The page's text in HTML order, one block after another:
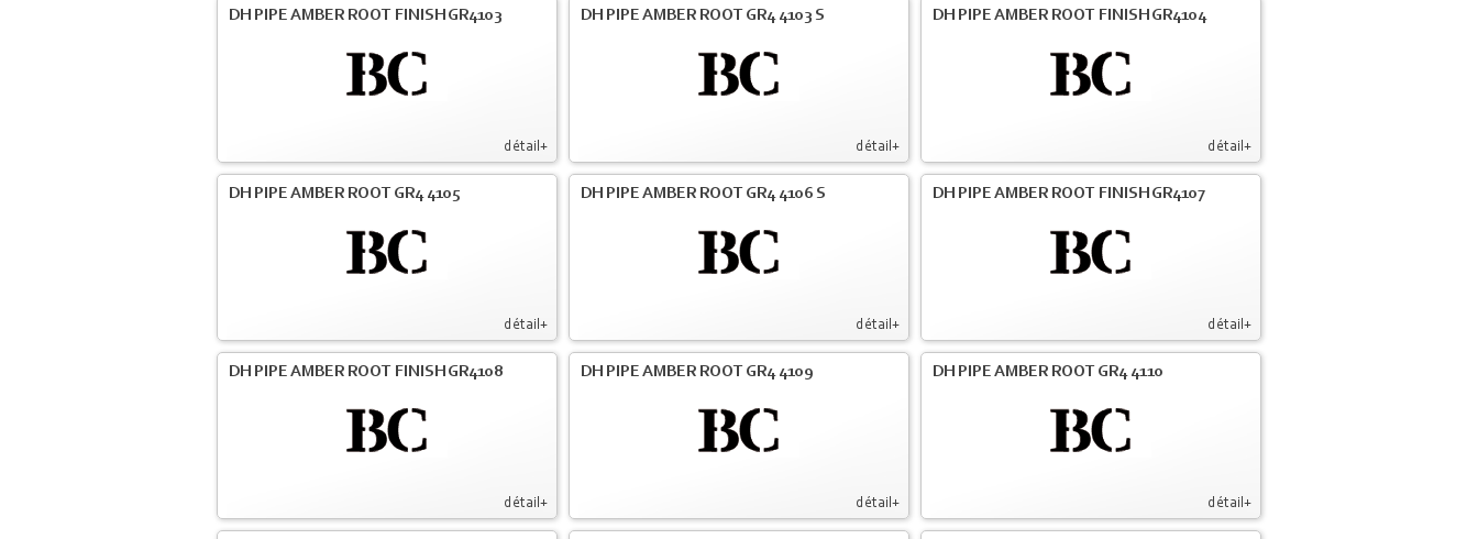
détail+
DH PIPE AMBER ROOT FINISH GR4103
détail+
DH PIPE AMBER ROOT GR4 4103 S
détail+
DH PIPE AMBER ROOT FINISH GR4104
détail+
DH PIPE AMBER ROOT GR4 4105
détail+
DH PIPE AMBER ROOT GR4 4106 S
détail+
DH PIPE AMBER ROOT FINISH GR4107
détail+
DH PIPE AMBER ROOT FINISH GR4108
détail+
DH PIPE AMBER ROOT GR4 4109
détail+
DH PIPE AMBER ROOT GR4 4110